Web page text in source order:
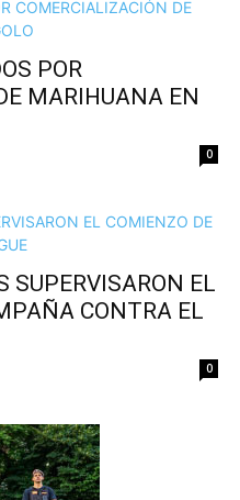
POR
MARIHUANA EN
0
SUPERVISARON EL
CONTRA EL
0